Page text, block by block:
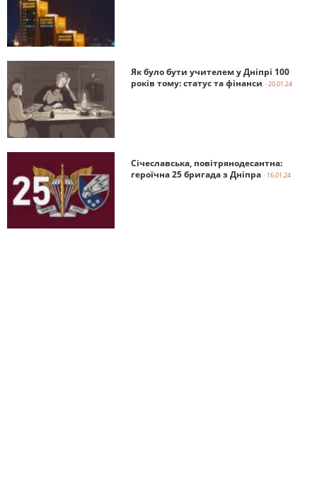
Як було бути учителем у Дніпрі 100
років тому: статус та фінанси - 20.01.24
Січеславська, повітрянодесантна:
героїчна 25 бригада з Дніпра - 16.01.24